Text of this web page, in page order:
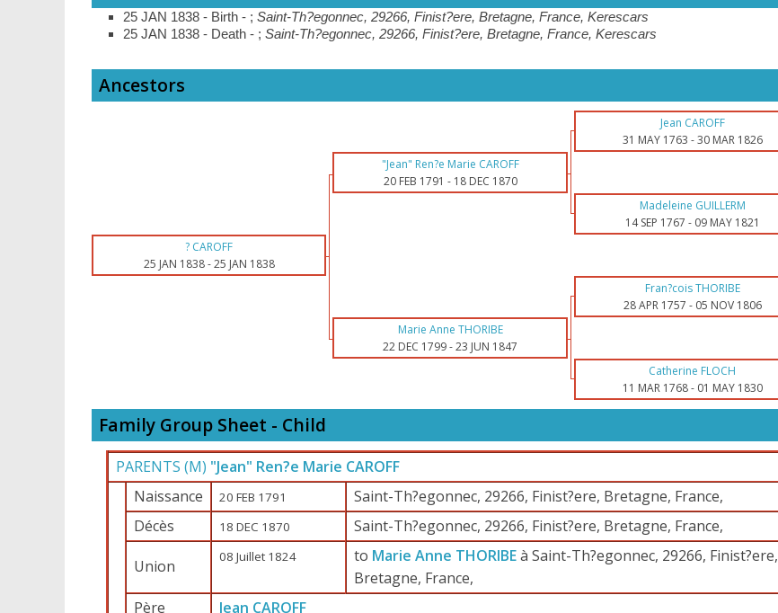
25 JAN 1838 - Birth - ; Saint-Th?egonnec, 29266, Finist?ere, Bretagne, France, Kerescars
25 JAN 1838 - Death - ; Saint-Th?egonnec, 29266, Finist?ere, Bretagne, France, Kerescars
Ancestors
Jean CAROFF
31 MAY 1763 -30 MAR 1826
"Jean" Ren?e Marie CAROFF
20 FEB 1791 - 18 DEC 1870
Madeleine GUILLERM
14 SEP 1767 - 09 MAY 1821
? CAROFF
25 JAN 1838-25 JAN 1838
Fran?cois THORIBE
28 APR 1757 - 05 NOV 1806
Marie Anne THORIBE
22 DEC 1799-23 JUN 1847
Catherine FLOCH
11 MAR 1768- 01 MAY 1830
Family Group Sheet - Child
PARENTS (M) "Jean" Ren?e Marie CAROFF
Naissance
20 FEB 1791
Saint-Th?egonnec, 29266, Finist?ere, Bretagne, France,
Décès
18 DEC 1870 Saint-Th?egonnec, 29266, Finist?ere, Bretagne, France,
Union 08 Juillet 1824 to Marie Anne THORIBEà Saint-Th?egonnec, 29266, Finist?ere,
Bretagne, France,
Père
Jean CAROFF